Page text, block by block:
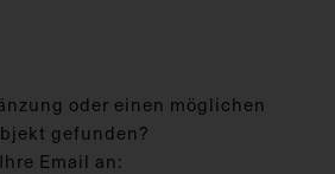
oder einen möglichen
gefunden?
Email an: